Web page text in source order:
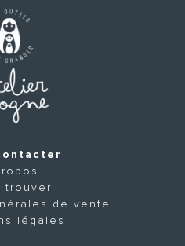
trouver
de vente
légales